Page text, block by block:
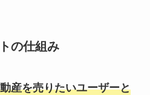
の仕組み
産を売りたいユーザーと